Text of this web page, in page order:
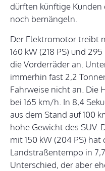
dürften künftige Kunden
noch bemängeln.
Der Elektromotor treibt
160 kW (218 PS) und
die Vorderräder an.
immerhin fast 2,2
Fahrweise nicht an. Die
bei 165 km/h. In 8,4
aus dem Stand auf 100
hohe Gewicht des SUV.
mit 150 kW (204 PS) hat
Landstraßentempo in
Unterschied, der aber